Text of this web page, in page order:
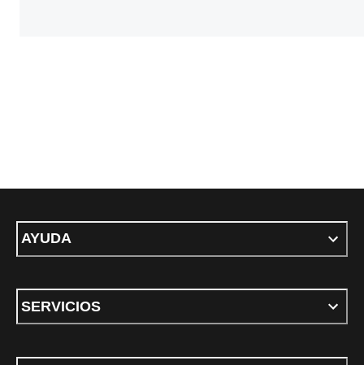
AYUDA
SERVICIOS